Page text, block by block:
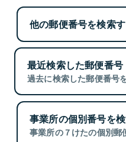
他の郵便番号を検索
最近検索した郵便番号
過去に検索した郵便番号
事業所の個別番号を
事業所の７けたの個別郵